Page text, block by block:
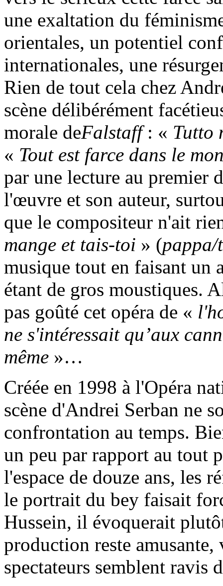
une exaltation du
orientales, un potentiel
internationales, une
Rien de tout cela chez
scène délibérément
morale deFalstaff: « Tutto
« Tout est farce dans le
par une lecture au premier
l'œuvre et son auteur,
que le compositeur n'ait
mange et tais-toi » (pappa/
musique tout en faisant un
étant de gros moustiques.
pas goûté cet opéra de «
ne s'intéressait qu’aux
même »…
Créée en 1998 à l'Opéra
scène d'Andrei Serban ne
confrontation au temps.
un peu par rapport au tout
l'espace de douze ans, les
le portrait du bey faisait
Hussein, il évoquerait
production reste
spectateurs semblent ravis